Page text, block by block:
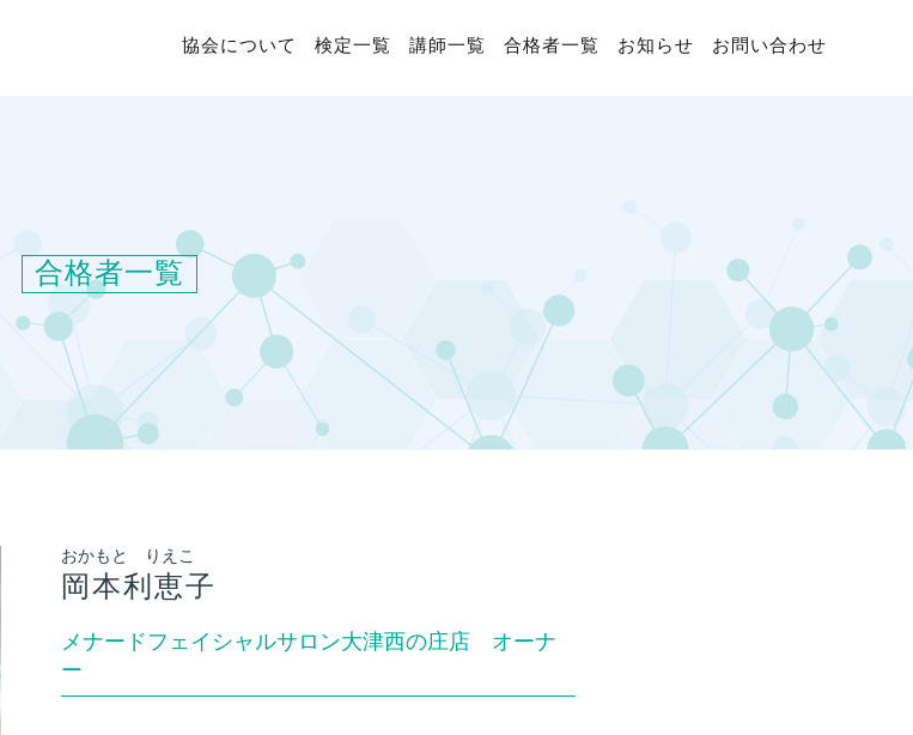
協会について 検定一覧 講師一覧 合格者一覧 お知らせ お問い合わせ
合格者一覧
おかもと りえこ
岡本利恵子
メナードフェイシャルサロン大津西の庄店 オーナ
ー